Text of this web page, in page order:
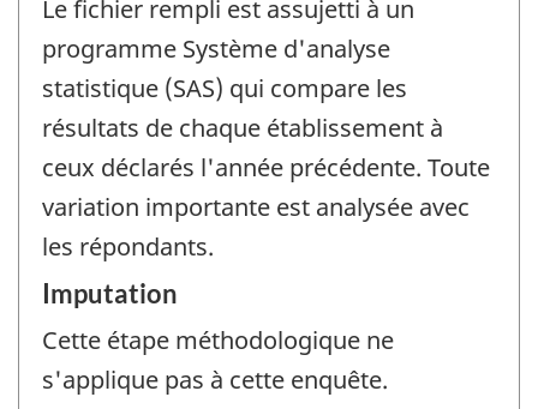
Le fichier rempli est assujetti à un
programme Système d'analyse
statistique (SAS) qui compare les
résultats de chaque établissement à
ceux déclarés l'année précédente. Toute
variation importante est analysée avec
les répondants.
Imputation
Cette étape méthodologique ne
s'applique pas à cette enquête.